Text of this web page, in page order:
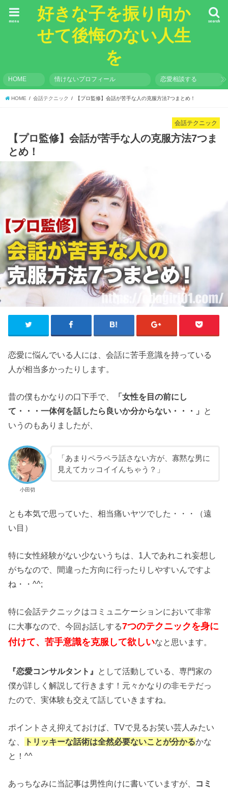
好きな子を振り向か
せて後悔のない人生
を
search
menu
HOME 情けないプロフィール 恋愛相談する
HOME 会話テクニック 【プロ監修】会話が苦手な人の克服方法7つまとめ！
会話テクニック
【プロ監修】会話が苦手な人の克服方法7つま
とめ！
恋愛に悩んでいる人には、会話に苦手意識を持っている
人が相当多かったりします。
昔の僕もかなりの口下手で、
「女性を目の前にし
て・・・一体何を話したら良いか分からない・・・」 と
いうのもありましたが、
小田切
「あまりペラペラ話さない方が、寡黙な男に
見えてカッコイイんちゃう？」
とも本気で思っていた、相当痛いヤツでした・・・（遠
い目）
特に女性経験がない少ないうちは、1人であれこれ妄想し
がちなので、間違った方向に行ったりしやすいんですよ
ね・・^^;
特に会話テクニックはコミュニケーションにおいて非常
に大事なので、今回お話しする7つのテクニックを身に
付けて、苦手意識を克服して欲しいなと思います。
『恋愛コンサルタント』 として活動している、専門家の
僕が詳しく解説して行きます！元々かなりの非モテだっ
たので、実体験も交えて話していきますね。
ポイントさえ抑えておけば、TVで見るお笑い芸人みたい
な、
トリッキーな話術は全然必要ないことが分かるかな
と！^^
あっちなみに当記事は男性向けに書いていますが、 コミ